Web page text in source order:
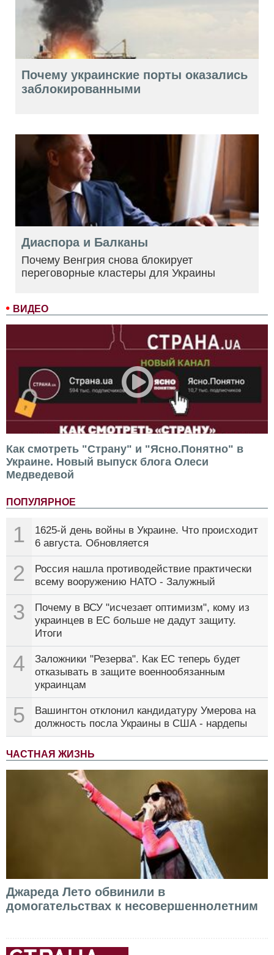
ВИДЕО
Как смотреть "Страну" и "Ясно.Понятно" в
Украине. Новый выпуск блога Олеси
Медведевой
ПОПУЛЯРНОЕ
1
1625-й день войны в Украине. Что происходит
6 августа. Обновляется
2
Россия нашла противодействие практически
всему вооружению НАТО - Залужный
3
Почему в ВСУ "исчезает оптимизм", кому из
украинцев в ЕС больше не дадут защиту.
Итоги
4
Заложники "Резерва". Как ЕС теперь будет
отказывать в защите военнообязанным
украинцам
5
Вашингтон отклонил кандидатуру Умерова на
должность посла Украины в США - нардепы
ЧАСТНАЯ ЖИЗНЬ
Джареда Лето обвинили в
домогательствах к несовершеннолетним
Почему украинские порты оказались
заблокированными
Диаспора и Балканы
Почему Венгрия снова блокирует
переговорные кластеры для Украины